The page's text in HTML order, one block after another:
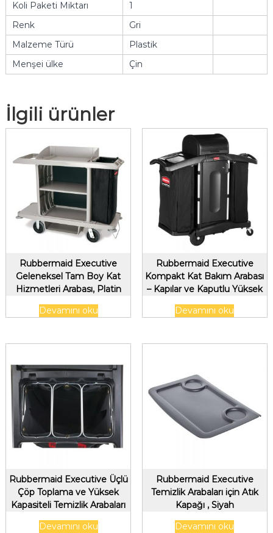
Koli Paketi Miktarı
1
Renk
Gri
Malzeme Türü
Plastik
Menşei ülke
Çin
İlgili ürünler
Rubbermaid Executive
Geleneksel Tam Boy Kat
Hizmetleri Arabası, Platin
Devamını oku
Rubbermaid Executive
Kompakt Kat Bakım Arabası
– Kapılar ve Kaputlu Yüksek
Kapasiteli
Devamını oku
Rubbermaid Executive Üçlü
Çöp Toplama ve Yüksek
Kapasiteli Temizlik Arabaları
Devamını oku
Rubbermaid Executive
Temizlik Arabaları için Atık
Kapağı , Siyah
Devamını oku